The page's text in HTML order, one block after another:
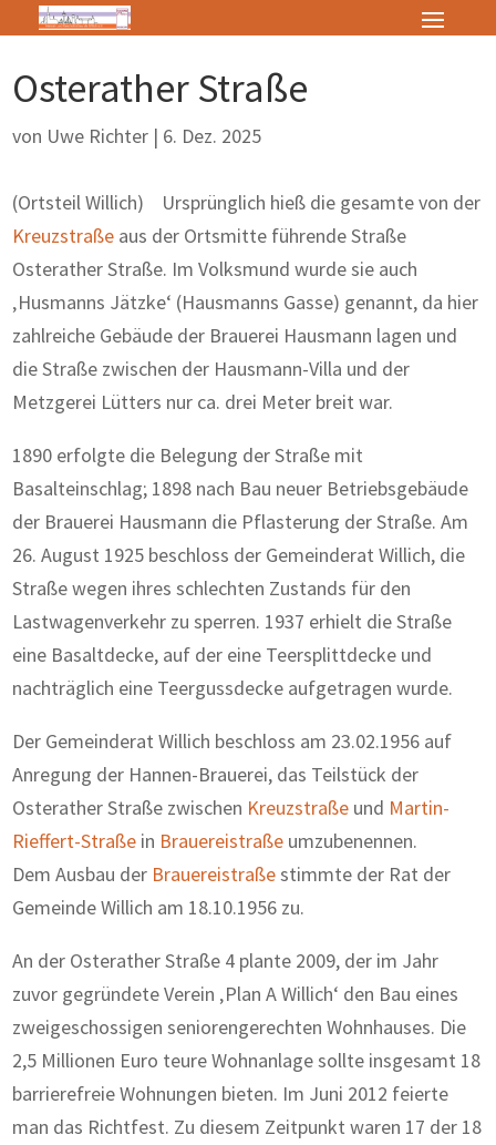
Osterather Straße
von Uwe Richter | 6. Dez. 2025
(Ortsteil Willich) Ursprünglich hieß die gesamte von der
Kreuzstraße aus der Ortsmitte führende Straße
Osterather Straße. Im Volksmund wurde sie auch
‚Husmanns Jätzke‘ (Hausmanns Gasse) genannt, da hier
zahlreiche Gebäude der Brauerei Hausmann lagen und
die Straße zwischen der Hausmann-Villa und der
Metzgerei Lütters nur ca. drei Meter breit war.
1890 erfolgte die Belegung der Straße mit
Basalteinschlag; 1898 nach Bau neuer Betriebsgebäude
der Brauerei Hausmann die Pflasterung der Straße. Am
26. August 1925 beschloss der Gemeinderat Willich, die
Straße wegen ihres schlechten Zustands für den
Lastwagenverkehr zu sperren. 1937 erhielt die Straße
eine Basaltdecke, auf der eine Teersplittdecke und
nachträglich eine Teergussdecke aufgetragen wurde.
Der Gemeinderat Willich beschloss am 23.02.1956 auf
Anregung der Hannen-Brauerei, das Teilstück der
Osterather Straße zwischen Kreuzstraße und Martin-
Rieffert-Straße in Brauereistraße umzubenennen.
Dem Ausbau der Brauereistraßestimmte der Rat der
Gemeinde Willich am 18.10.1956 zu.
An der Osterather Straße 4 plante 2009, der im Jahr
zuvor gegründete Verein ‚Plan A Willich‘ den Bau eines
zweigeschossigen seniorengerechten Wohnhauses. Die
2,5 Millionen Euro teure Wohnanlage sollte insgesamt 18
barrierefreie Wohnungen bieten. Im Juni 2012 feierte
man das Richtfest. Zu diesem Zeitpunkt waren 17 der 18